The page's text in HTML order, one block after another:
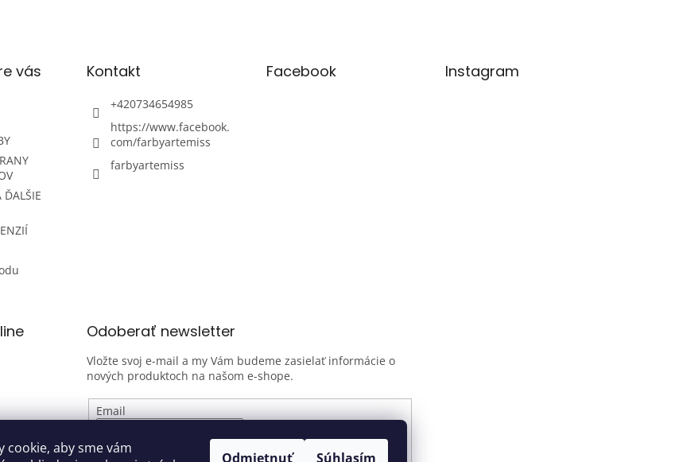
cookie, aby sme vám
Odmietnuť Súhlasím
vás
ĎALŠIE
Kontakt
+420734654985
https://www.facebook.
com/farbyartemiss
farbyartemiss
Facebook Instagram
Odoberať newsletter
Vložte svoj e-mail a my Vám budeme zasielať informácie o
nových produktoch na našom e-shope.
Email
Vložením e-mailu súhlasíte s
podmienkami ochrany